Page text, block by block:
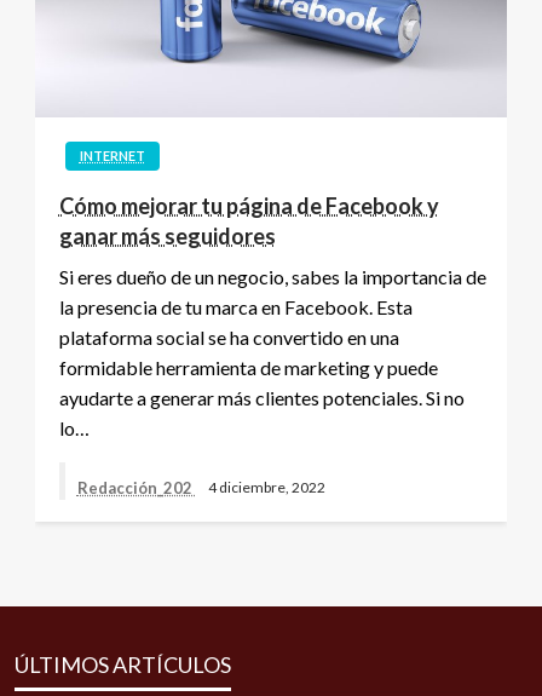
INTERNET
Cómo mejorar tu página de Facebook y
ganar más seguidores
Si eres dueño de un negocio, sabes la importancia de
la presencia de tu marca en Facebook. Esta
plataforma social se ha convertido en una
formidable herramienta de marketing y puede
ayudarte a generar más clientes potenciales. Si no
lo…
Redacción_202 4 diciembre, 2022
ÚLTIMOS ARTÍCULOS